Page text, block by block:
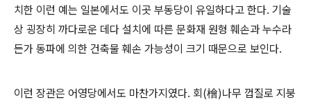
치한 이런 예는 일본에서도 이곳 부동당이 유일하다고 한다. 기술
상 굉장히 까다로운 데다 설치에 따른 문화재 원형 훼손과 누수라
든가 동파에 의한 건축물 훼손 가능성이 크기 때문으로 보인다.
이런 장관은 어영당에서도 마찬가지였다. 회(檜)나무 껍질로 지붕